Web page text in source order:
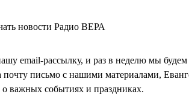
новости Радио ВЕРА
email-рассылку, и раз в неделю мы будем
почту письмо с нашими материалами,
важных событиях и праздниках.